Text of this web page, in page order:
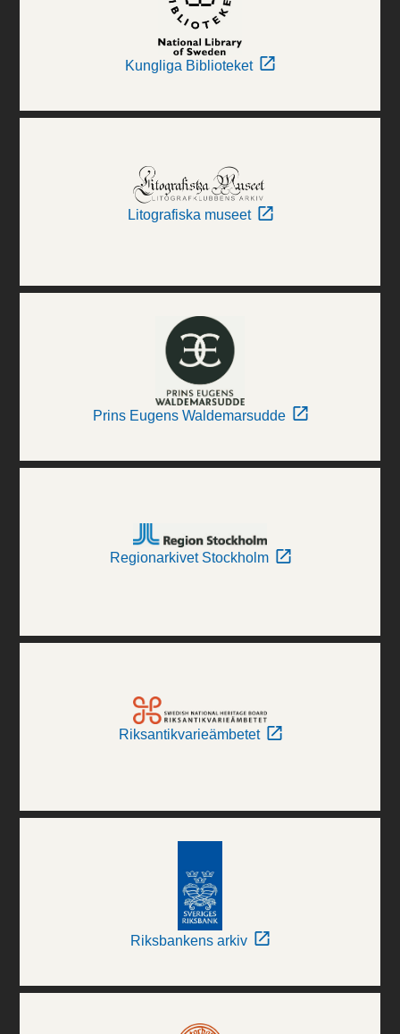
Kungliga Biblioteket
Litografiska museet
Prins Eugens Waldemarsudde
Regionarkivet Stockholm
Riksantikvarieämbetet
Riksbankens arkiv